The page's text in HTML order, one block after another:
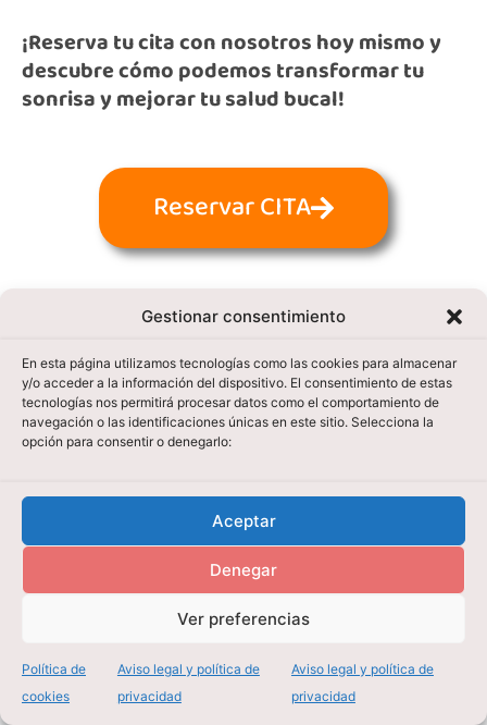
Gestionar consentimiento
En esta página utilizamos tecnologías como las cookies para almacenar
y/o acceder a la información del dispositivo. El consentimiento de estas
tecnologías nos permitirá procesar datos como el comportamiento de
navegación o las identificaciones únicas en este sitio. Selecciona la
opción para consentir o denegarlo:
Aceptar
Denegar
Ver preferencias
Política de
cookies
Aviso legal y política de
privacidad
Aviso legal y política de
privacidad
¡Reserva tu cita con nosotros hoy mismo y
descubre cómo podemos transformar tu
sonrisa y mejorar tu salud bucal!
Reservar CITA
Aviso legal y política de privacidad
Política de cookies (UE)